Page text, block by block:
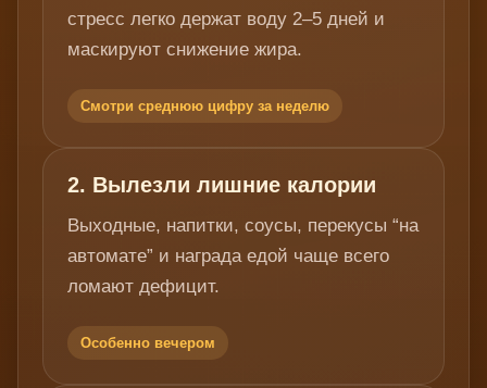
стресс легко держат воду 2–5 дней и
маскируют снижение жира.
Смотри среднюю цифру за неделю
2. Вылезли лишние калории
Выходные, напитки, соусы, перекусы “на
автомате” и награда едой чаще всего
ломают дефицит.
Особенно вечером